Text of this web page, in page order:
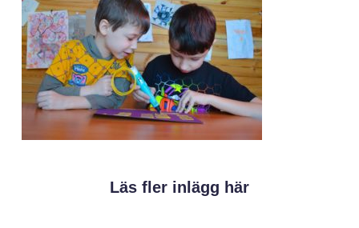
Läs fler inlägg här